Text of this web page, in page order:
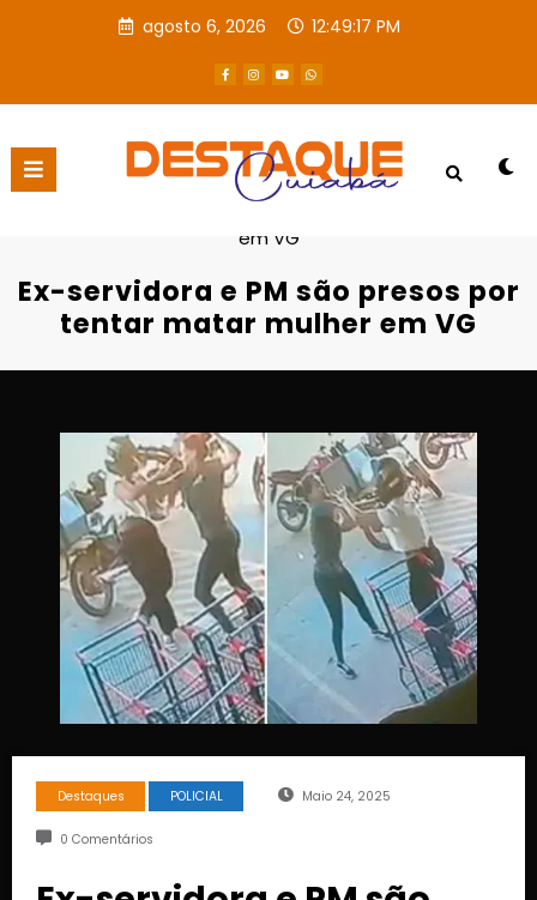
agosto 6, 2026 12:49:18 PM
Página inicial
Destaques
em VG
Ex-servidora e PM são presos por
tentar matar mulher em VG
Destaques POLICIAL Maio 24, 2025
0 Comentários